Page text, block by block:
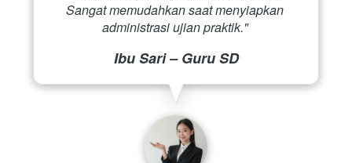
Sangat memudahkan saat menyiapkan
administrasi ujian praktik."
Ibu Sari – Guru SD